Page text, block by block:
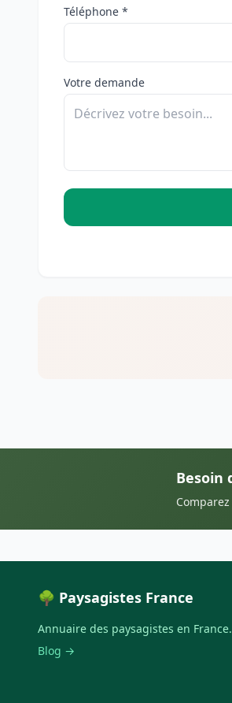
Téléphone *
Votre demande
Besoin
🌳 Paysagistes France
Annuaire des paysagistes en France.
Blog →